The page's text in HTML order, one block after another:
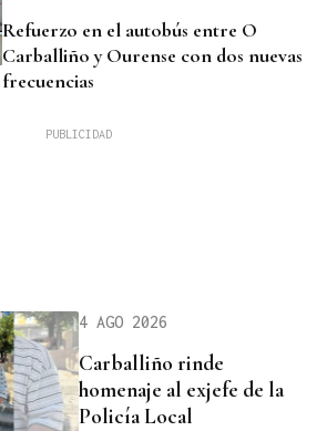
Refuerzo en el autobús entre O
Carballiño y Ourense con dos nuevas
frecuencias
4 AGO 2026
Carballiño rinde
homenaje al exjefe de la
Policía Local